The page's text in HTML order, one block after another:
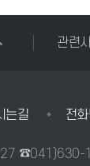
관련
는길 전
☎041)630-